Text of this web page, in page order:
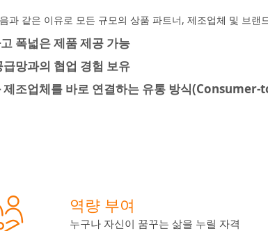
과 같은 이유로 모든 규모의 상품 파트너, 제조업체 및 브
폭넓은 제품 제공 가능
급망과의 협업 경험 보유
제조업체를 바로 연결하는 유통 방식
역량 부여
누구나 자신이 꿈꾸는 삶을 누릴 자격